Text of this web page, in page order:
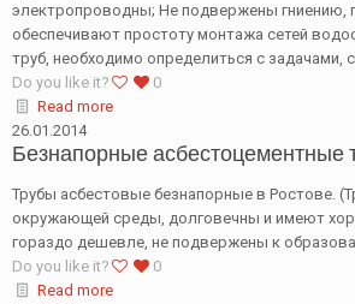
электропроводны; Не подвержены гниению,
обеспечивают простоту монтажа сетей
труб, необходимо определиться с
Do you like it?
0
Read more
26.01.2014
Безнапорные асбестоцементные
Трубы асбестовые безнапорные в Ростове.
окружающей среды, долговечны и имеют
гораздо дешевле, не подвержены к
Do you like it?
0
Read more